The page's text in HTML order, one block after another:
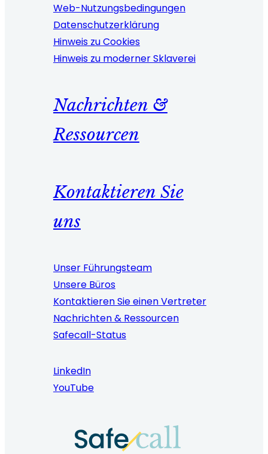
Web-Nutzungsbedingungen
Datenschutzerklärung
Hinweis zu Cookies
Hinweis zu moderner Sklaverei
Nachrichten &
Ressourcen
Kontaktieren Sie
uns
Unser Führungsteam
Unsere Büros
Kontaktieren Sie einen Vertreter
Nachrichten & Ressourcen
Safecall-Status
LinkedIn
YouTube